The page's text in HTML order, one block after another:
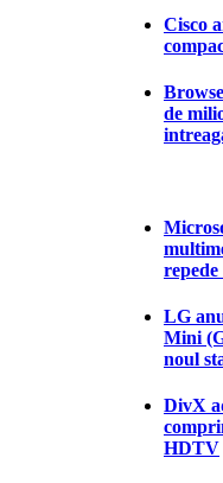
Cisco
de
LG
Mini
noul
DivX
HDTV